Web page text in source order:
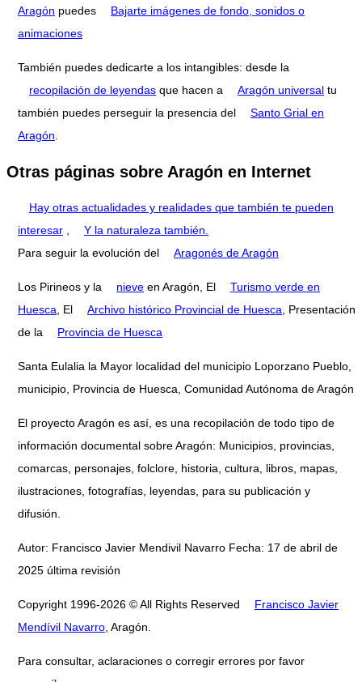
Aragón puedes
Bajarte imágenes de fondo, sonidos o
animaciones
También puedes dedicarte a los intangibles: desde la
recopilación de leyendas que hacen a Aragón universal tu
también puedes perseguir la presencia del
Santo Grial en
Aragón
Otras páginas sobre Aragón en Internet
Hay otras actualidades y realidades que también te pueden
interesar ,
Y la naturaleza también.
Para seguir la evolución del
Aragonés de Aragón
Los Pirineos y la nieve en Aragón, El
Turismo verde en
Huesca, El Archivo histórico Provincial de Huesca, Presentación
de la
Provincia de Huesca
Santa Eulalia la Mayor localidad del municipio Loporzano Pueblo,
municipio, Provincia de Huesca, Comunidad Autónoma de Aragón
El proyecto Aragón es así, es una recopilación de todo tipo de
información documental sobre Aragón: Municipios, provincias,
comarcas, personajes, folclore, historia, cultura, libros, mapas,
ilustraciones, fotografías, leyendas, para su publicación y
difusión.
Autor: Francisco Javier Mendivil Navarro Fecha: 17 de abril de
2025 última revisión
Copyright 1996-2026 © All Rights Reserved
Francisco Javier
Mendívil Navarro, Aragón.
Para consultar, aclaraciones o corregir errores por favor